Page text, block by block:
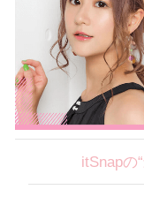
itSnapの